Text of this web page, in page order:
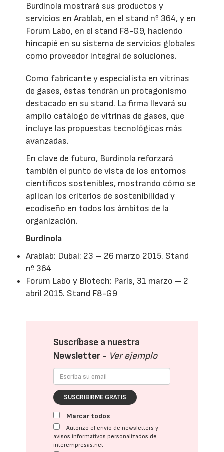
Burdinola mostrará sus productos y
servicios en Arablab, en el stand nº 364, y en
Forum Labo, en el stand F8-G9, haciendo
hincapié en su sistema de servicios globales
como proveedor integral de soluciones.
Como fabricante y especialista en vitrinas
de gases, éstas tendrán un protagonismo
destacado en su stand. La firma llevará su
amplio catálogo de vitrinas de gases, que
incluye las propuestas tecnológicas más
avanzadas.
En clave de futuro, Burdinola reforzará
también el punto de vista de los entornos
científicos sostenibles, mostrando cómo se
aplican los criterios de sostenibilidad y
ecodiseño en todos los ámbitos de la
organización.
Burdinola
Arablab: Dubai: 23 – 26 marzo 2015. Stand
nº 364
Forum Labo y Biotech: París, 31 marzo – 2
abril 2015. Stand F8-G9
Suscríbase a nuestra
Newsletter - Ver ejemplo
SUSCRIBIRME GRATIS
Marcar todos
Autorizo el envío de newsletters y
avisos informativos personalizados de
interempresas.net